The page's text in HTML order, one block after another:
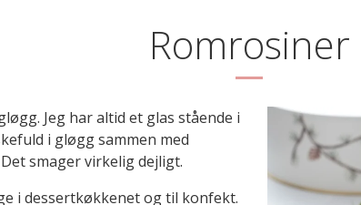
Romrosiner
Jeg har altid et glas stående i
i gløgg sammen med
smager virkelig dejligt.
i dessertkøkkenet og til konfekt.